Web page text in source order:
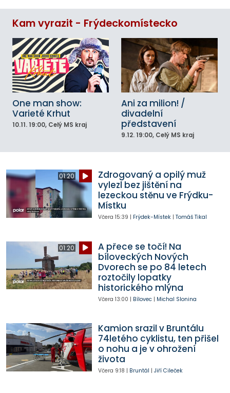
Kam vyrazit - Frýdeckomístecko
One man show:
Varieté Krhut
10.11. 19:00, Celý MS kraj
Ani za milion! /
divadelní
představení
9.12. 19:00, Celý MS kraj
01:20
Zdrogovaný a opilý muž
vylezl bez jištění na
lezeckou stěnu ve Frýdku-
Místku
Včera 15:39 | Frýdek-Místek| Tomáš Tikal
01:20
A přece se točí! Na
bíloveckých Nových
Dvorech se po 84 letech
roztočily lopatky
historického mlýna
Včera 13:00 | Bílovec| Michal Slonina
Kamion srazil v Bruntálu
74letého cyklistu, ten přišel
o nohu a je v ohrožení
života
Včera 9:18 | Bruntál | Jiří Cileček